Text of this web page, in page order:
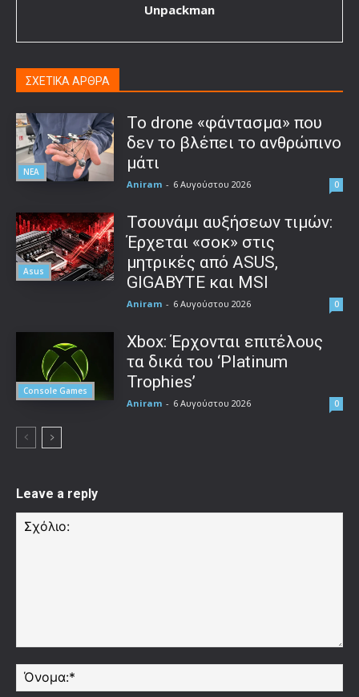
Unpackman
ΣΧΕΤΙΚΑ ΑΡΘΡΑ
ΝΕΑ
Το drone «φάντασμα» που
δεν το βλέπει το ανθρώπινο
μάτι
Aniram - 6 Αυγούστου 2026 0
Asus
Τσουνάμι αυξήσεων τιμών:
Έρχεται «σοκ» στις
μητρικές από ASUS,
GIGABYTE και MSI
Aniram - 6 Αυγούστου 2026 0
Console Games
Xbox: Έρχονται επιτέλους
τα δικά του ‘Platinum
Trophies’
Aniram - 6 Αυγούστου 2026 0
Leave a reply